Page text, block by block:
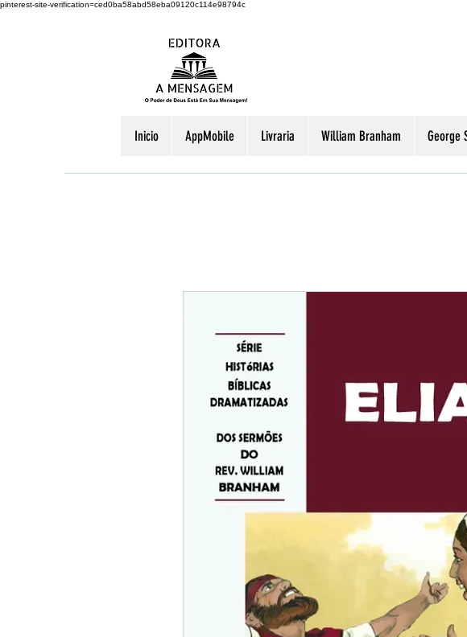
pinterest-site-verification=ced0ba58abd58eba09120c114e98794c
Inicio AppMobile Livraria William Branham George